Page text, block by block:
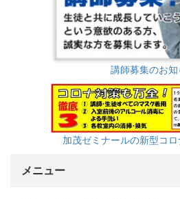
講師募集のお知
加茂ゼミナールの新型コ
メニュー